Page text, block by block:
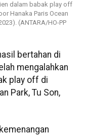
dalam babak play off
Hanaka Paris Ocean
(ANTARA/HO-PP
bertahan di
mengalahkan
play off di
Park, Tu Son,